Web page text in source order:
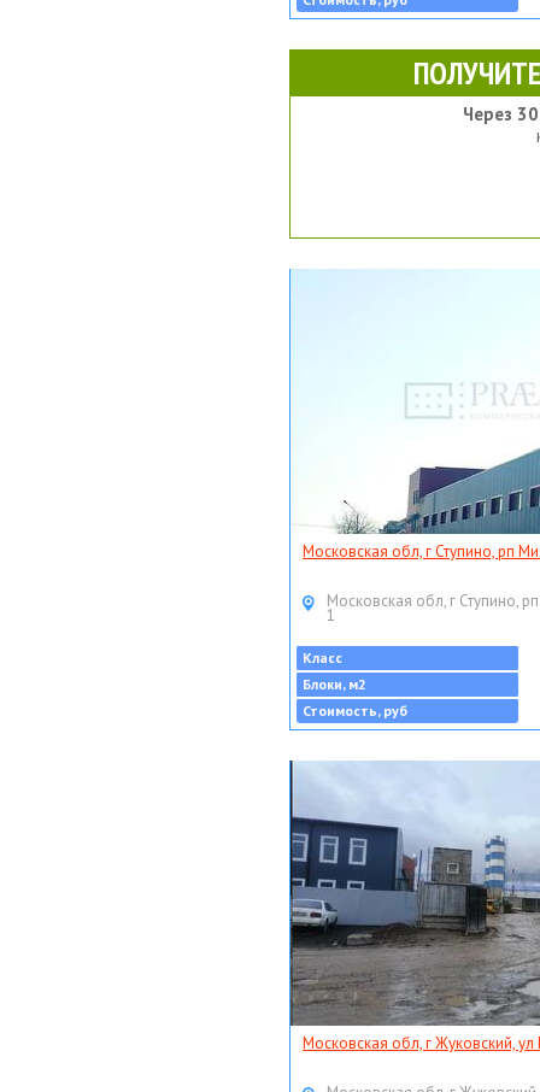
Через
Московская обл, г Ступино, рп
Московская обл, г Ступино,
1
Класс
Блоки, м2
Стоимость, руб
Московская обл, г Жуковский,